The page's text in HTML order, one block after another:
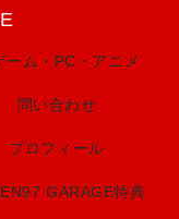
ーム・PC・アニメ
問い合わせ
プロフィール
GARAGE特典